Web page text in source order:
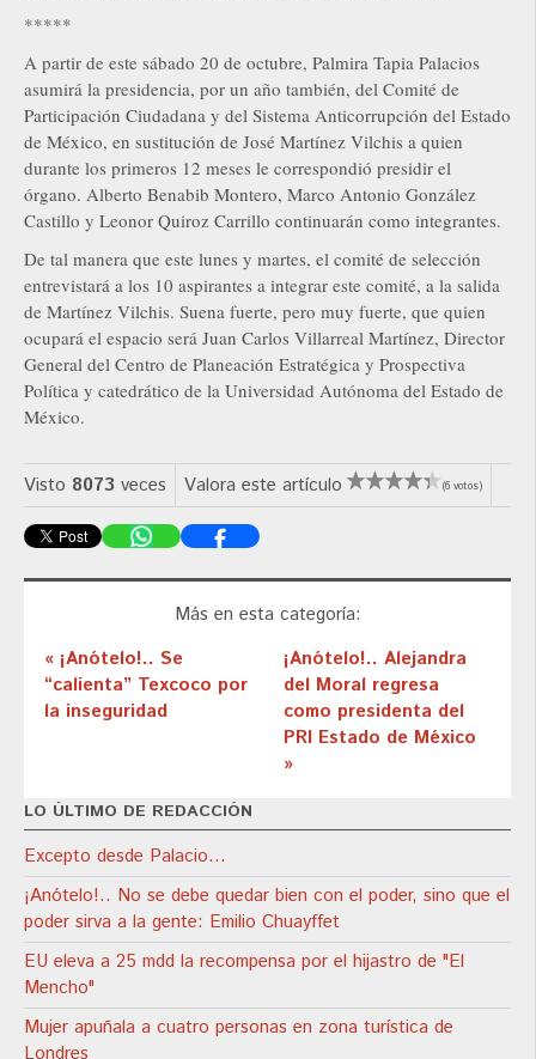
*****
A partir de este sábado 20 de octubre, Palmira Tapia Palacios
asumirá la presidencia, por un año también, del Comité de
Participación Ciudadana y del Sistema Anticorrupción del Estado
de México, en sustitución de José Martínez Vilchis a quien
durante los primeros 12 meses le correspondió presidir el
órgano. Alberto Benabib Montero, Marco Antonio González
Castillo y Leonor Quiroz Carrillo continuarán como integrantes.
De tal manera que este lunes y martes, el comité de selección
entrevistará a los 10 aspirantes a integrar este comité, a la salida
de Martínez Vilchis. Suena fuerte, pero muy fuerte, que quien
ocupará el espacio será Juan Carlos Villarreal Martínez, Director
General del Centro de Planeación Estratégica y Prospectiva
Política y catedrático de la Universidad Autónoma del Estado de
México.
Visto 8073 veces Valora este artículo (6 votos)
Más en esta categoría:
« ¡Anótelo!.. Se
“calienta” Texcoco por
la inseguridad
¡Anótelo!.. Alejandra
del Moral regresa
como presidenta del
PRI Estado de México
»
LO ÚLTIMO DE REDACCIÓN
Excepto desde Palacio…
¡Anótelo!.. No se debe quedar bien con el poder, sino que el
poder sirva a la gente: Emilio Chuayffet
EU eleva a 25 mdd la recompensa por el hijastro de "El
Mencho"
Mujer apuñala a cuatro personas en zona turística de
Londres